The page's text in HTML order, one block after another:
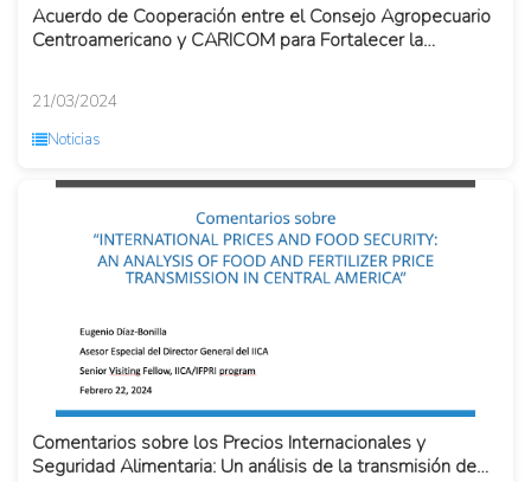
Acuerdo de Cooperación entre el Consejo Agropecuario
Centroamericano y CARICOM para Fortalecer la
21/03/2024
Noticias
Comentarios sobre los Precios Internacionales y
Seguridad Alimentaria: Un análisis de la transmisión de